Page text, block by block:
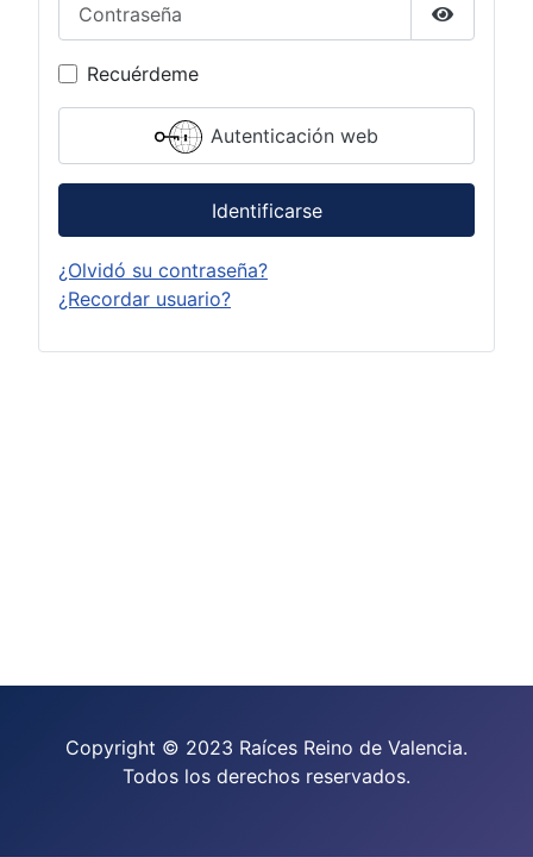
Mostrar
Recuérdeme
Autenticación web
Identificarse
¿Olvidó su contraseña?
¿Recordar usuario?
Copyright © 2023 Raíces Reino de Valencia.
Todos los derechos reservados.